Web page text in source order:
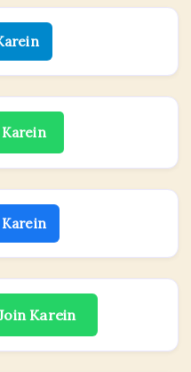
Karein
Karein
Karein